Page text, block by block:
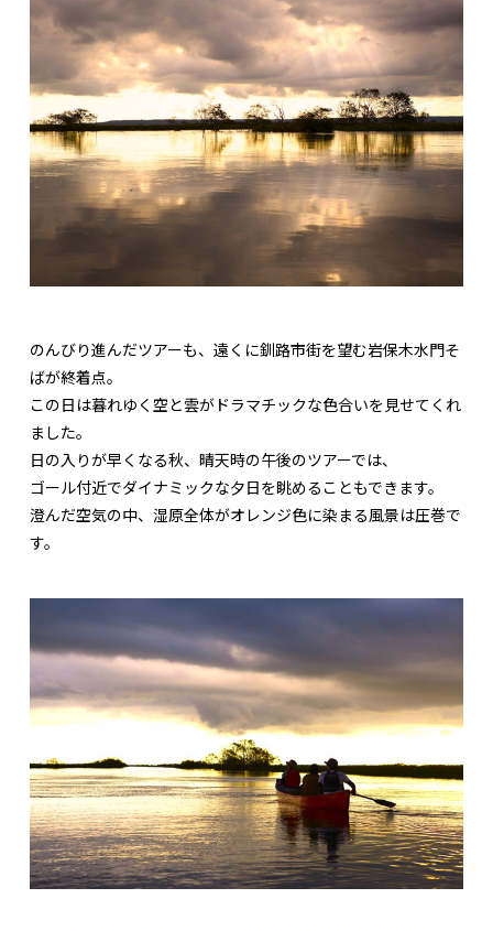
のんびり進んだツアーも、遠くに釧路市街を望む岩保木水門そ
ばが終着点。
この日は暮れゆく空と雲がドラマチックな色合いを見せてくれ
ました。
日の入りが早くなる秋、晴天時の午後のツアーでは、
ゴール付近でダイナミックな夕日を眺めることもできます。
澄んだ空気の中、湿原全体がオレンジ色に染まる風景は圧巻で
す。